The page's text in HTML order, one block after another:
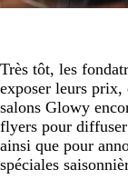
Très tôt, les
exposer leurs prix,
salons Glowy
flyers pour
ainsi que pour
spéciales